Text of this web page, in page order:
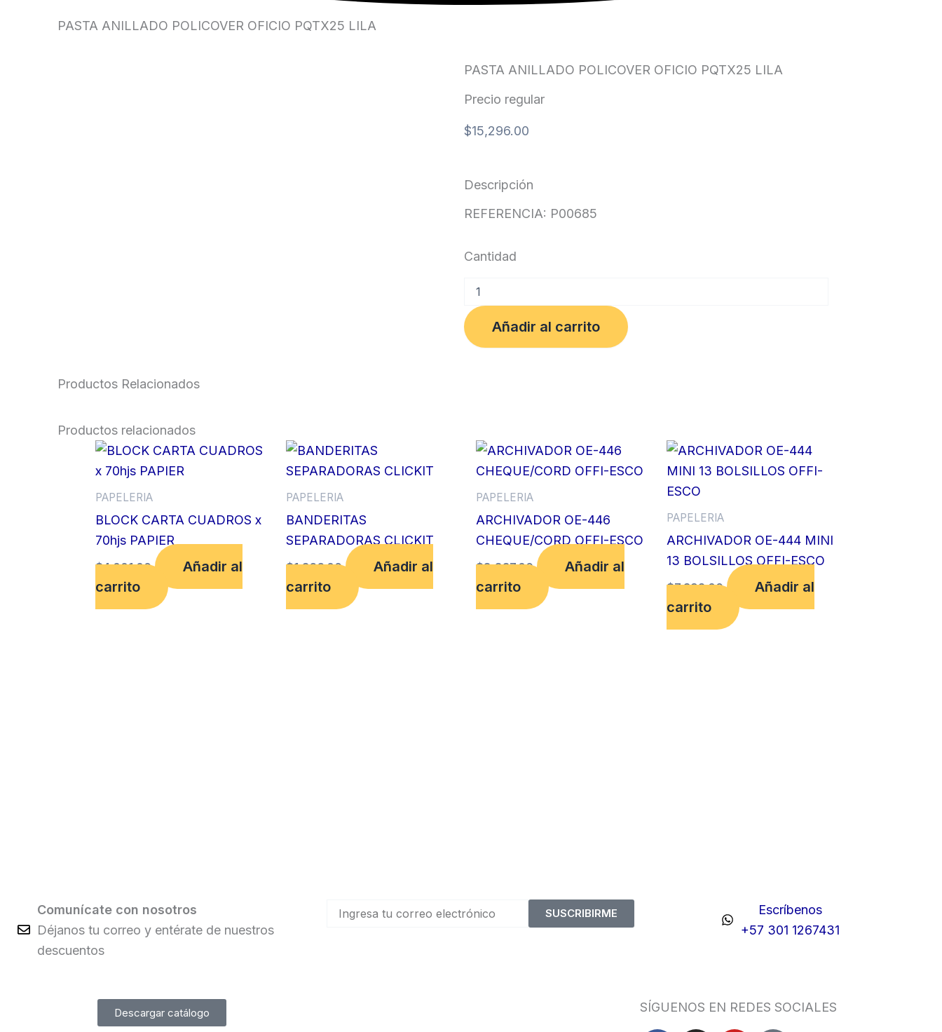
PASTA ANILLADO POLICOVER OFICIO PQTX25 LILA
PASTA ANILLADO POLICOVER OFICIO PQTX25 LILA
Precio regular
$15,296.00
Descripción
REFERENCIA: P00685
Cantidad
ANILLADO
POLICOVER
OFICIO
PQTX25
Añadir al carrito
Productos Relacionados
Productos relacionados
PAPELERIA
BLOCK CARTA CUADROS x
70hjs PAPIER
$4,001.00
Añadir al
carrito
PAPELERIA
BANDERITAS
SEPARADORAS CLICKIT
$1,366.00
Añadir al
carrito
PAPELERIA
ARCHIVADOR OE-446
CHEQUE/CORD OFFI-ESCO
$8,837.00
Añadir al
carrito
PAPELERIA
ARCHIVADOR OE-444 MINI
13 BOLSILLOS OFFI-ESCO
$7,392.00
Añadir al
carrito
Comunícate con nosotros
Déjanos tu correo y entérate de nuestros
descuentos
SUSCRIBIRME
Escríbenos
+57 301 1267431
Descargar catálogo SÍGUENOS EN REDES SOCIALES